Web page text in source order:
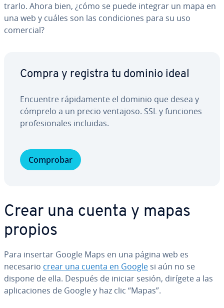
trar­lo. Ahora bien, ¿cómo se puede integrar un mapa en
una web y cuáles son las co­n­di­cio­nes para su uso
comercial?
Compra y registra tu dominio ideal
Encuentre rá­pi­da­me­n­te el dominio que desea y
cómprelo a un precio ventajoso. SSL y funciones
pro­fe­sio­na­les incluidas.
Comprobar
Crear una cuenta y mapas
propios
Para insertar Google Maps en una página web es
necesario crear una cuenta en Google si aún no se
dispone de ella. Después de iniciar sesión, dirígete a las
apli­ca­cio­nes de Google y haz clic “Mapas”.